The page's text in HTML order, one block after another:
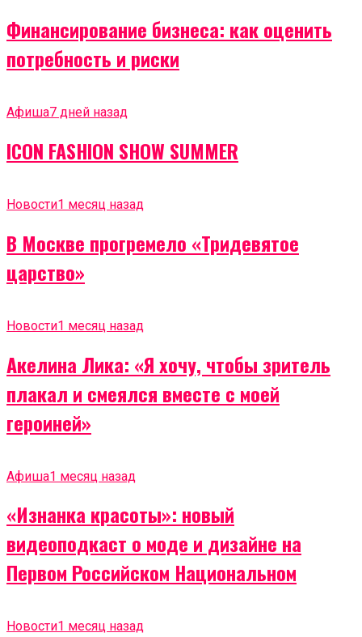
Финансирование бизнеса: как оценить
потребность и риски
Афиша7 дней назад
ICON FASHION SHOW SUMMER
Новости1 месяц назад
В Москве прогремело «Тридевятое
царство»
Новости1 месяц назад
Акелина Лика: «Я хочу, чтобы зритель
плакал и смеялся вместе с моей
героиней»
Афиша1 месяц назад
«Изнанка красоты»: новый
видеоподкаст о моде и дизайне на
Первом Российском Национальном
Новости1 месяц назад